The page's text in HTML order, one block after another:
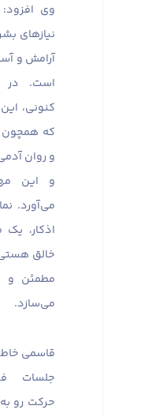
وی
نیازهای
آرامش و
است. در
کنونی،
که همچون
و روان
و این
می‌آورد.
اذکار، یک
خالق
مطمئن و
می‌سازد.
قاسمی
جلسات
حرکت رو